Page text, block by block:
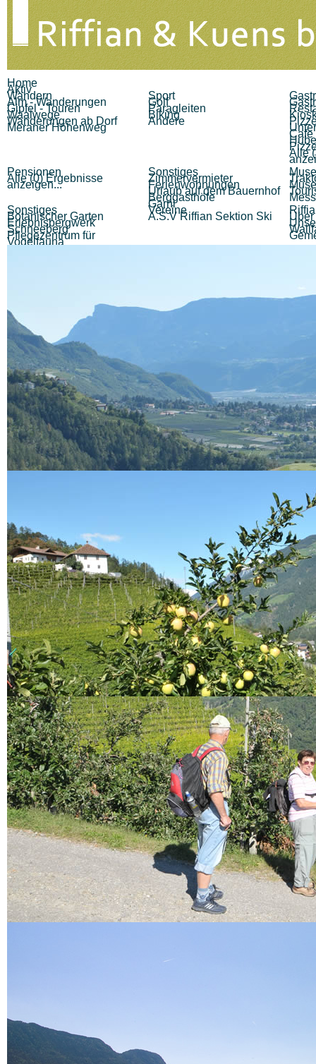
Home
Aktiv
Wandern
Alm - Wanderungen
Gipfel - Touren
Waalwege
Wanderungen ab Dorf
Meraner Höhenweg
Sport
Golf
Paragleiten
Biking
Andere
Cafe
Alle
Pensionen
Alle (0) Ergebnisse
anzeigen...
Sonstiges
Zimmervermieter
Ferienwohnungen
Urlaub auf dem Bauernhof
Berggasthöfe
Garni
Sonstiges
Botanischer Garten
Erlebnisbergwerk
Schneeberg
Pflegezentrum für
Vogelfauna
Vereine
A.S.V Riffian Sektion Ski